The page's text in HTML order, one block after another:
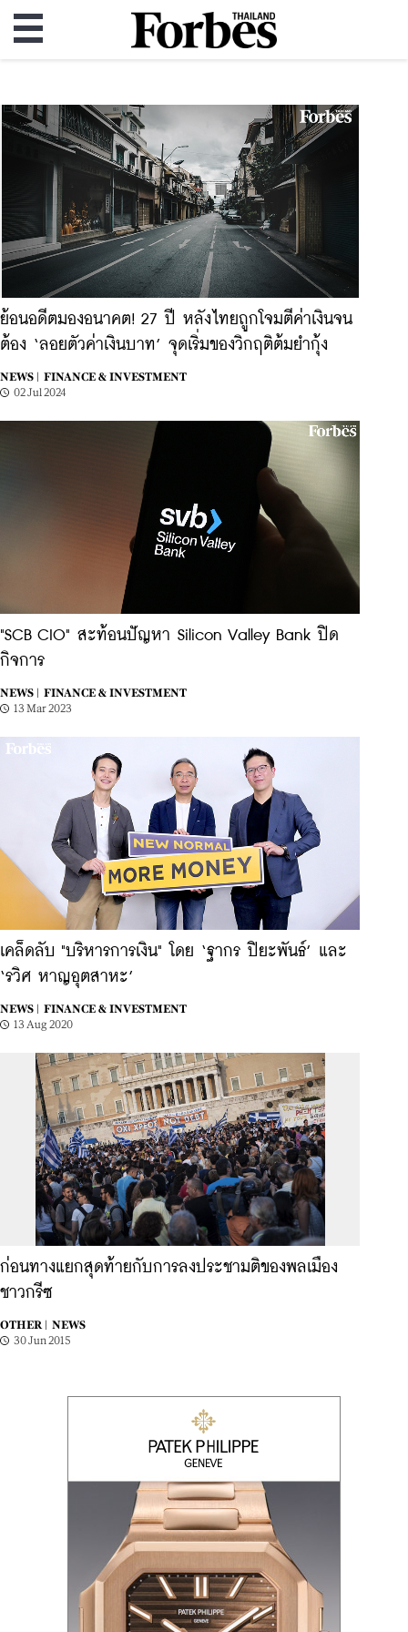
ย้อนอดีตมองอนาคต! 27 ปี หลังไทยถูกโจมตีค่าเงินจน
ต้อง ‘ลอยตัวค่าเงินบาท’ จุดเริ่มของวิกฤติต้มยำกุ้ง
NEWS |
FINANCE & INVESTMENT
02 Jul 2024
"SCB CIO" สะท้อนปัญหา Silicon Valley Bank ปิด
กิจการ
NEWS |
FINANCE & INVESTMENT
13 Mar 2023
เคล็ดลับ "บริหารการเงิน" โดย ‘ฐากร ปิยะพันธ์’ และ
‘รวิศ หาญอุตสาหะ’
NEWS |
FINANCE & INVESTMENT
13 Aug 2020
ก่อนทางแยกสุดท้ายกับการลงประชามติของพลเมือง
ชาวกรีซ
OTHER |
NEWS
30 Jun 2015